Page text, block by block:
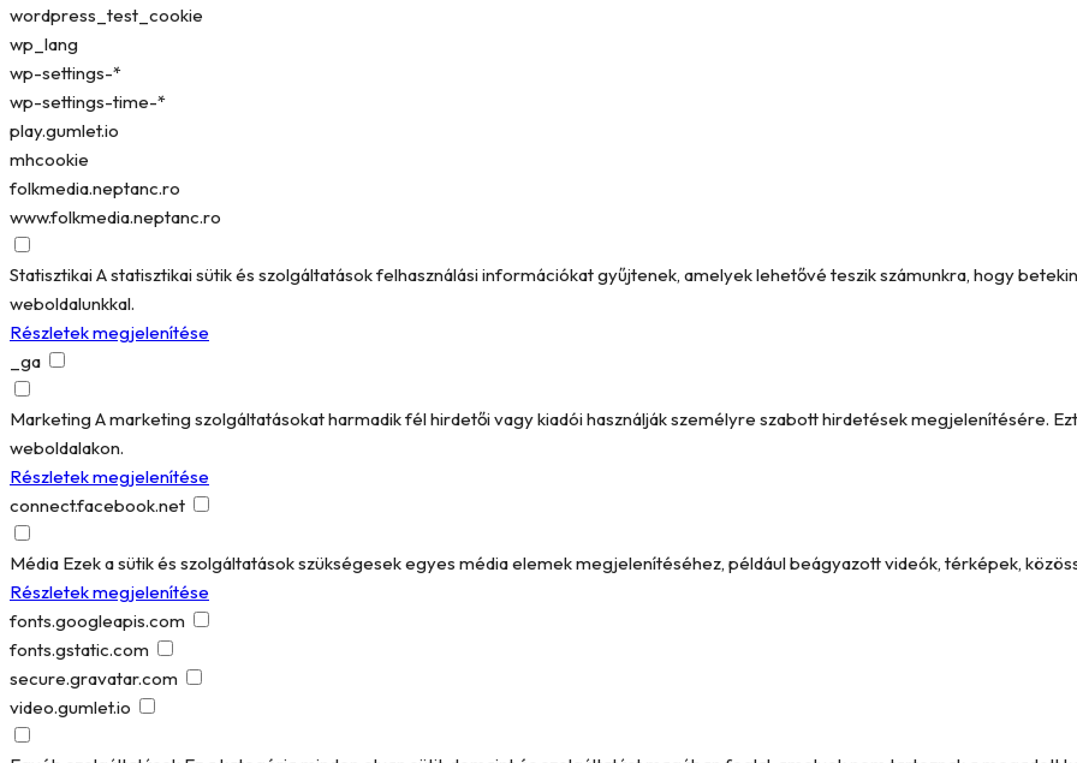
wordpress_test_cookie
wp_lang
wp-settings-*
wp-settings-time-*
play.gumlet.io
mhcookie
folkmedia.neptanc.ro
www.folkmedia.neptanc.ro
StatisztikaiA statisztikai sütik és szolgáltatások felhasználási információkat gyűjtenek, amelyek lehetővé teszik számunkra, hogy
weboldalunkkal.
Részletek megjelenítése
_ga
Marketing A marketing szolgáltatásokat harmadik fél hirdetői vagy kiadói használják személyre szabott hirdetések megjelenítésére.
weboldalakon.
Részletek megjelenítése
connect.facebook.net
Média Ezek a sütik és szolgáltatások szükségesek egyes média elemek megjelenítéséhez, például beágyazott videók, térképek,
Részletek megjelenítése
fonts.googleapis.com
fonts.gstatic.com
secure.gravatar.com
video.gumlet.io